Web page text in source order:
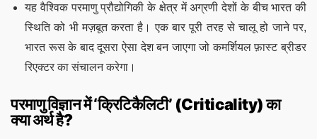
यह वैश्विक परमाणु प्रौद्योगिकी के क्षेत्र में अग्रणी देशों के बीच भारत की
स्थिति को भी मज़बूत करता है। एक बार पूरी तरह से चालू हो जाने पर,
भारत रूस के बाद दूसरा ऐसा देश बन जाएगा जो कमर्शियल फ़ास्ट ब्रीडर
रिएक्टर का संचालन करेगा।
परमाणु विज्ञान में ‘क्रिटिकैलिटी’ (Criticality) का
क्या अर्थ है?